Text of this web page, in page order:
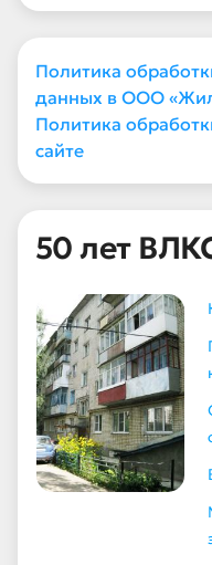
Политика
данных в ООО
Политика
сайте
50 лет